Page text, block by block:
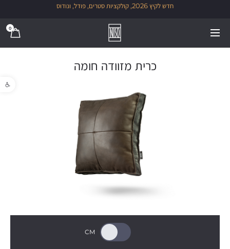
פתח
חדש לקיץ 2026, קולקציות סטרים, פודל, ונודוס
0
כרית מזוודה חומה